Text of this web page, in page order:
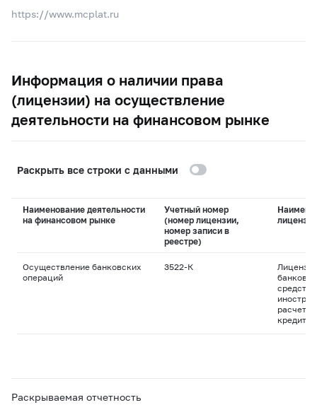
https://www.mcplat.ru
Информация о наличии права
(лицензии) на осуществление
деятельности на финансовом рынке
Раскрыть все строки с данными
Наименование деятельности
на финансовом рынке
Учетный номер
(номер лицензии,
номер записи в
реестре)
лицензии
Осуществление банковских
операций
3522-К
Раскрываемая отчетность